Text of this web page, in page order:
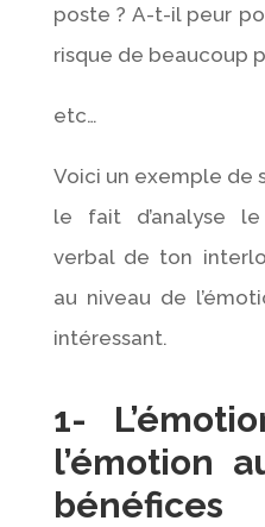
poste ? A-t-il peur
risque de beaucoup
etc…
Voici un exemple de
le fait d’analyse
verbal de ton
au niveau de
intéressant.
1-
l’émotion
bénéfices